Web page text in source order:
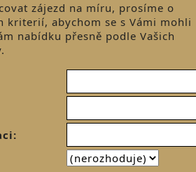
zájezd na míru, prosíme o
kriterií, abychom se s Vámi mohli
nabídku přesně podle Vašich